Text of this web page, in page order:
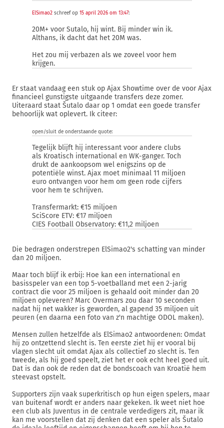
ElSimao2 schreef op 15 april 2026 om 13:47:
20M+ voor Sutalo, hij wint. Bij minder win ik.
Althans, ik dacht dat het 20M was.
Het zou mij verbazen als we zoveel voor hem
krijgen.
Er staat vandaag een stuk op Ajax Showtime over de voor Ajax
financieel gunstigste uitgaande transfers deze zomer.
Uiteraard staat Šutalo daar op 1 omdat een goede transfer
behoorlijk wat oplevert. Ik citeer:
open/sluit de onderstaande quote:
Tegelijk blijft hij interessant voor andere clubs
als Kroatisch international en WK-ganger. Toch
drukt de aankoopsom wel enigszins op de
potentiële winst. Ajax moet minimaal 11 miljoen
euro ontvangen voor hem om geen rode cijfers
voor hem te schrijven.
Transfermarkt: €15 miljoen
SciScore ETV: €17 miljoen
CIES Football Observatory: €11,2 miljoen
Die bedragen onderstrepen ElSimao2's schatting van minder
dan 20 miljoen.
Maar toch blijf ik erbij: Hoe kan een international en
basisspeler van een top 5-voetballand met een 2-jarig
contract die voor 25 miljoen is gehaald ooit minder dan 20
miljoen opleveren? Marc Overmars zou daar 10 seconden
nadat hij net wakker is geworden, al gapend 35 miljoen uit
peuren (en daarna een foto van z'n machtige ODOL maken).
Mensen zullen hetzelfde als ElSimao2 antwoordenen: Omdat
hij zo ontzettend slecht is. Ten eerste ziet hij er vooral bij
vlagen slecht uit omdat Ajax als collectief zo slecht is. Ten
tweede, als hij goed speelt, ziet het er ook echt heel goed uit.
Dat is dan ook de reden dat de bondscoach van Kroatië hem
steevast opstelt.
Supporters zijn vaak superkritisch op hun eigen spelers, maar
van buitenaf wordt er anders naar gekeken. Ik weet niet hoe
een club als Juventus in de centrale verdedigers zit, maar ik
kan me voorstellen dat zij denken dat een speler als Šutalo